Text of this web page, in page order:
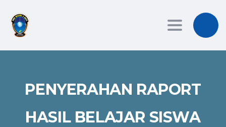
Toggle
PENYERAHAN RAPORT
HASIL BELAJAR SISWA